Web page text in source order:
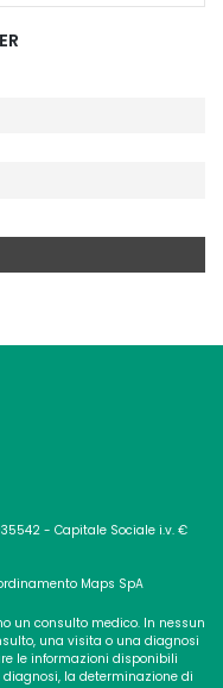
- Capitale Sociale i.v. €
Maps SpA
un consulto medico. In nessun
una visita o una diagnosi
le informazioni disponibili
la determinazione di